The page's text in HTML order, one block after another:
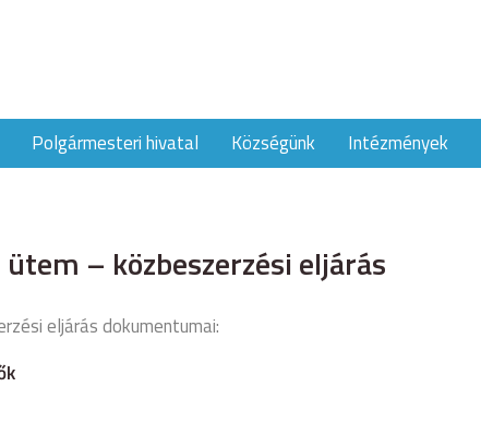
Polgármesteri hivatal Községünk Intézmények
– közbeszerzési eljárás
eljárás dokumentumai: